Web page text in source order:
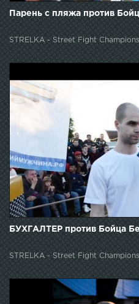
Парень с пляжа против
STRELKA - Street Fight
БУХГАЛТЕР против Бойца
STRELKA - Street Fight